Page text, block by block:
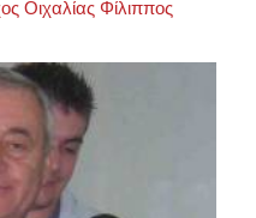
Οιχαλίας Φίλιππος